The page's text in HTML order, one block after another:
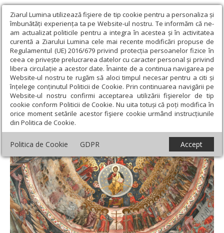
Ziarul Lumina utilizează fişiere de tip cookie pentru a personaliza și
îmbunătăți experiența ta pe Website-ul nostru. Te informăm că ne-
am actualizat politicile pentru a integra în acestea și în activitatea
curentă a Ziarului Lumina cele mai recente modificări propuse de
Regulamentul (UE) 2016/679 privind protecția persoanelor fizice în
ceea ce privește prelucrarea datelor cu caracter personal și privind
libera circulație a acestor date. Înainte de a continua navigarea pe
Website-ul nostru te rugăm să aloci timpul necesar pentru a citi și
înțelege conținutul Politicii de Cookie. Prin continuarea navigării pe
Website-ul nostru confirmi acceptarea utilizării fişierelor de tip
cookie conform Politicii de Cookie. Nu uita totuși că poți modifica în
orice moment setările acestor fişiere cookie urmând instrucțiunile
din Politica de Cookie.
Politica de Cookie GDPR Accept
Ziarul Lumina › Opinii › Repere și idei › Cincizecimea întoarsă
Cincizecimea întoarsă